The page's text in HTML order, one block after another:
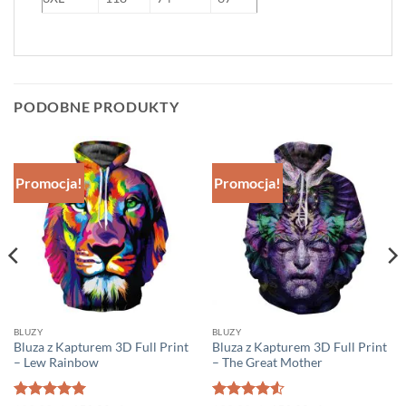
PODOBNE PRODUKTY
Promocja!
BLUZY
Bluza z Kapturem 3D Full Print
– Lew Rainbow
Promocja!
BLUZY
Bluza z Kapturem 3D Full Print
– The Great Mother